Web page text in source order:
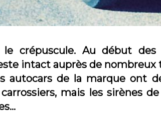
crépuscule. Au début des
intact auprès de nombreux
autocars de la marque ont
mais les sirènes